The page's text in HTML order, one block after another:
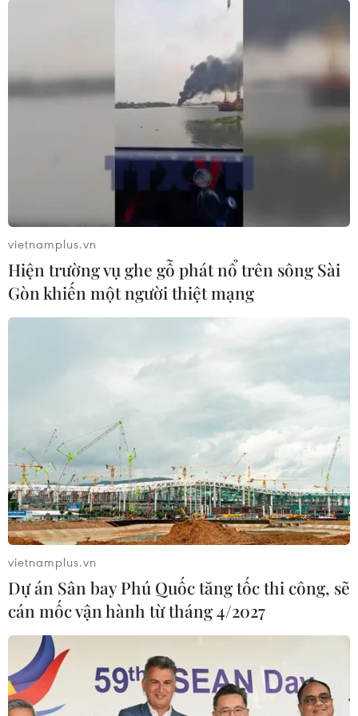
EU từ chối đề nghị của Thủ tướng Anh xóa
bỏ điều khoản 'chốt chặn'
Người phát ngôn EC tái khẳng định quan điểm của EU
về điều khoản "chốt chặn" đã rất rõ ràng rằng đây là
phương tiện duy nhất được cả hai bên công nhận và
tôn trọng.
vietnamplus.vn
Hiện trường vụ ghe gỗ phát nổ trên sông Sài
Gòn khiến một người thiệt mạng
vietnamplus.vn
Dự án Sân bay Phú Quốc tăng tốc thi công, sẽ
cán mốc vận hành từ tháng 4/2027